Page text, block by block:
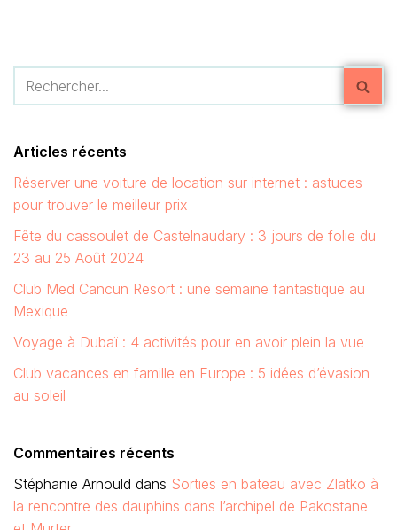
Articles récents
Réserver une voiture de location sur internet : astuces
pour trouver le meilleur prix
Fête du cassoulet de Castelnaudary : 3 jours de folie du
23 au 25 Août 2024
Club Med Cancun Resort : une semaine fantastique au
Mexique
Voyage à Dubaï : 4 activités pour en avoir plein la vue
Club vacances en famille en Europe : 5 idées d’évasion
au soleil
Commentaires récents
Stéphanie Arnould dans Sorties en bateau avec Zlatko à
la rencontre des dauphins dans l’archipel de Pakostane